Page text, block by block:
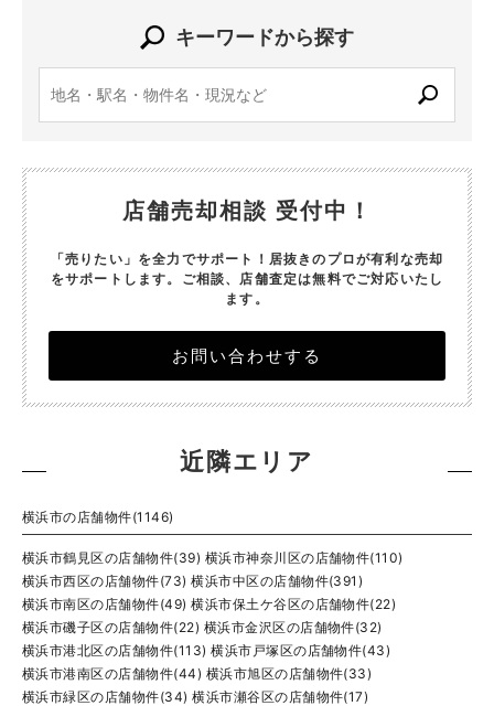
キーワードから探す
店舗売却相談 受付中！
「売りたい」を全力でサポート！居抜きのプロが有利な売却
をサポートします。 ご相談、店舗査定は無料でご対応いたし
ます。
お問い合わせする
近隣エリア
横浜市の店舗物件(1146)
横浜市鶴見区の店舗物件(39) 横浜市神奈川区の店舗物件(110)
横浜市西区の店舗物件(73) 横浜市中区の店舗物件(391)
横浜市南区の店舗物件(49) 横浜市保土ケ谷区の店舗物件(22)
横浜市磯子区の店舗物件(22) 横浜市金沢区の店舗物件(32)
横浜市港北区の店舗物件(113) 横浜市戸塚区の店舗物件(43)
横浜市港南区の店舗物件(44) 横浜市旭区の店舗物件(33)
横浜市緑区の店舗物件(34) 横浜市瀬谷区の店舗物件(17)